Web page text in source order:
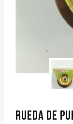
RUEDA DE